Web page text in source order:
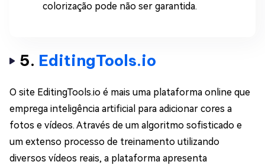
colorização pode não ser garantida.
5. EditingTools.io
O site EditingTools.io é mais uma plataforma online que
emprega inteligência artificial para adicionar cores a
fotos e vídeos. Através de um algoritmo sofisticado e
um extenso processo de treinamento utilizando
diversos vídeos reais, a plataforma apresenta